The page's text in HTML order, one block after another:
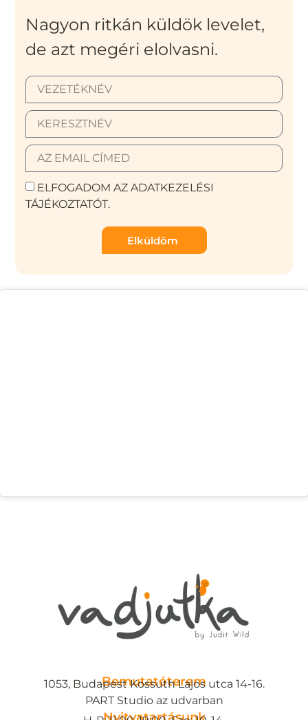
Nagyon ritkán küldök levelet,
de azt megéri elolvasni.
ELFOGADOM AZ ADATKEZELÉSI
TÁJÉKOZTATÓT.
Elküldöm
Bemutatóterem
1053, Budapest Kossuth Lajos utca 14-16.
PART Studio az udvarban